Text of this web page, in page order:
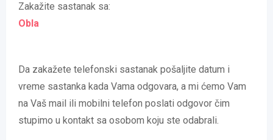
Zakažite sastanak sa:
Obla
Da zakažete telefonski sastanak pošaljite datum i
vreme sastanka kada Vama odgovara, a mi ćemo Vam
na Vaš mail ili mobilni telefon poslati odgovor čim
stupimo u kontakt sa osobom koju ste odabrali.